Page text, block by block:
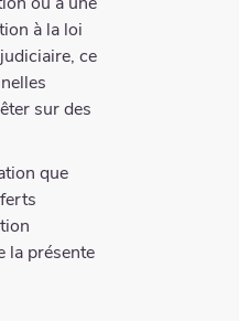
à la loi
ce
sur des
que
la présente